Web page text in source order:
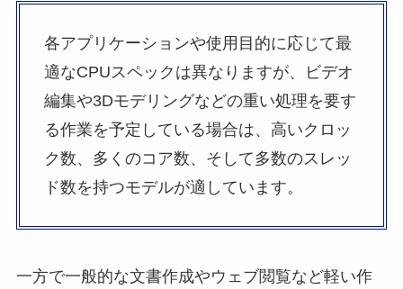
各アプリケーションや使用目的に応じて最
適なCPUスペックは異なりますが、ビデオ
編集や3Dモデリングなどの重い処理を要す
る作業を予定している場合は、高いクロッ
ク数、多くのコア数、そして多数のスレッ
ド数を持つモデルが適しています。
一方で一般的な文書作成やウェブ閲覧など軽い作